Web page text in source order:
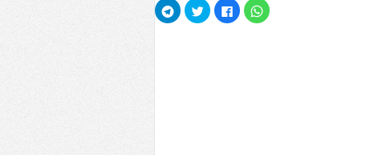
Telegram'da
paylaşmak
Twitter
üzerinde
paylaşmak
Facebook'ta
paylaşmak
WhatsApp'ta
paylaşmak